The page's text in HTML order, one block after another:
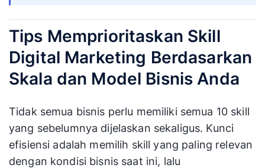
Tips Memprioritaskan Skill
Digital Marketing Berdasarkan
Skala dan Model Bisnis Anda
Tidak semua bisnis perlu memiliki semua 10 skill
yang sebelumnya dijelaskan sekaligus. Kunci
efisiensi adalah memilih skill yang paling relevan
dengan kondisi bisnis saat ini, lalu